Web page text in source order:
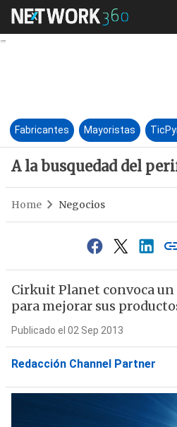
A la
Fabricantes Mayoristas
A la busquedad del
Home Negocios
Cirkuit Planet convoca un
para mejorar sus
Publicado el 02 Sep 2013
Redacción Channel Partner